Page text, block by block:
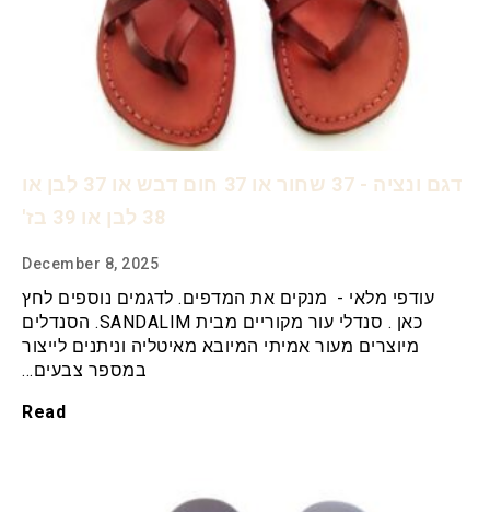
דגם ונציה - 37 שחור או 37 חום דבש או 37 לבן או
38 לבן או 39 בז'
December 8, 2025
עודפי מלאי - מנקים את המדפים. לדגמים נוספים לחץ
כאן . סנדלי עור מקוריים מבית SANDALIM. הסנדלים
מיוצרים מעור אמיתי המיובא מאיטליה וניתנים לייצור
במספר צבעים…
Read